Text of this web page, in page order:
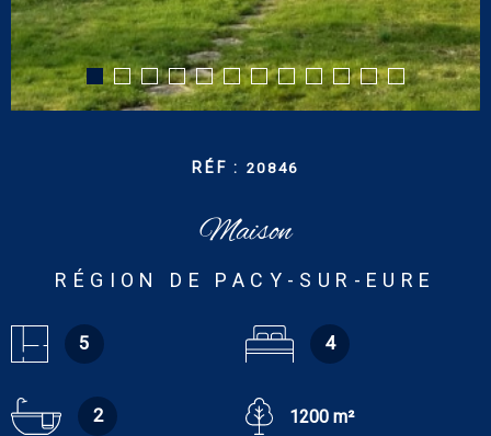
RÉF : 20846
Maison
RÉGION DE PACY-SUR-EURE
5 4
2 1200 m²